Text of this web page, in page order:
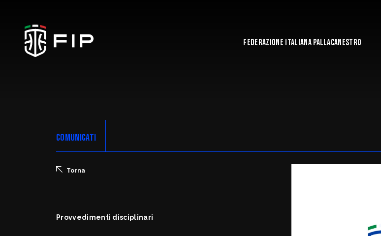
FEDERAZIONE ITALIANA PALLACANESTRO
La Federazione
Ticketing
Regolamenti
Trasparenza
COMUNICATI
Torna
Provvedimenti disciplinari